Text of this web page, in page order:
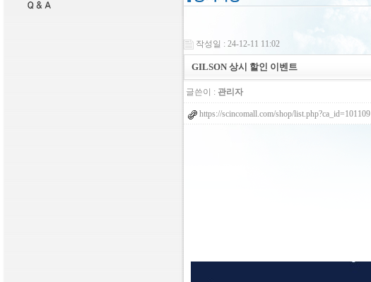
작성일 : 24-12-11 11:02
GILSON 상시 할인 이벤트
글쓴이 : 관리자
https://scincomall.com/shop/list.php?ca_id=101109